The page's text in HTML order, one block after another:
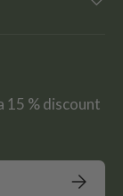
15 % discount